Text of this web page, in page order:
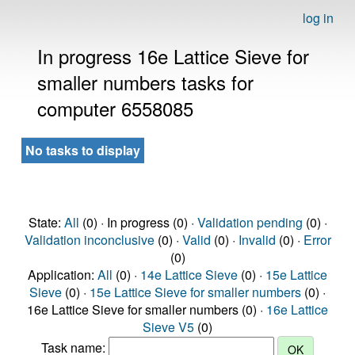
log in
In progress 16e Lattice Sieve for
smaller numbers tasks for
computer 6558085
No tasks to display
State: All (0) · In progress (0) · Validation pending (0) ·
Validation inconclusive(0) · Valid (0) · Invalid (0) · Error
(0)
Application: All (0) · 14e Lattice Sieve (0) · 15e Lattice
Sieve (0) · 15e Lattice Sieve for smaller numbers (0) ·
16e Lattice Sieve for smaller numbers (0) · 16e Lattice
Sieve V5 (0)
Task name: